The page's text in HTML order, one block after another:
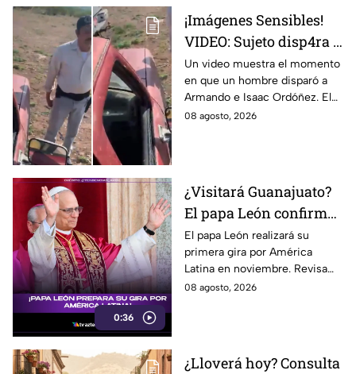
¡Imágenes Sensibles!
VIDEO: Sujeto disp4ra a
padre e hijo tras un
conflicto y queda
documentado
Un video muestra el momento
en que un hombre disparó a
Armando e Isaac Ordóñez. El
padre murió y el hijo
08 agosto, 2026
0:36
¿Visitará Guanajuato?
El papa León confirma
su primera gira por
América Latina este
2026
El papa León realizará su
primera gira por América
Latina en noviembre. Revisa
las fechas, países y ciudades
08 agosto, 2026
¿Lloverá hoy? Consulta